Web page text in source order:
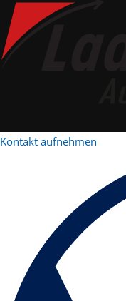
Kontakt aufnehmen